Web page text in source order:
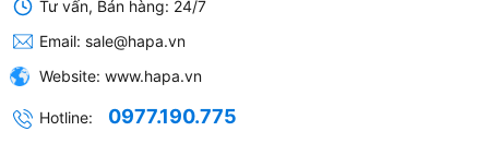
Tư vấn, Bán hàng: 24/7
Email: sale@hapa.vn
Website: www.hapa.vn
Hotline: 0977.190.775